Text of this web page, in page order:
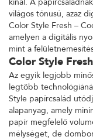
világos tónusú, azaz
Color Style Fresh –
amelyen a digitális
mint a
Color Style
Az egyik legjobb
legtöbb
Style papírcsalád
alapanyag, amely
papír megfelelő
mélységet, de